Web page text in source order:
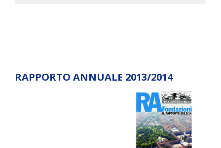
RAPPORTO ANNUALE 2013/2014